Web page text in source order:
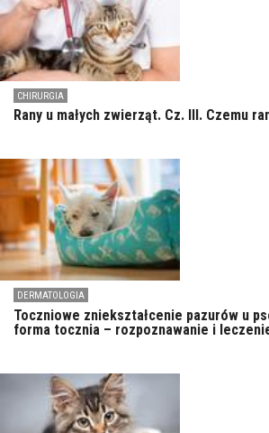
CHIRURGIA
Rany u małych zwierząt. Cz. III. Czemu
DERMATOLOGIA
Toczniowe zniekształcenie pazurów u
forma tocznia – rozpoznawanie i